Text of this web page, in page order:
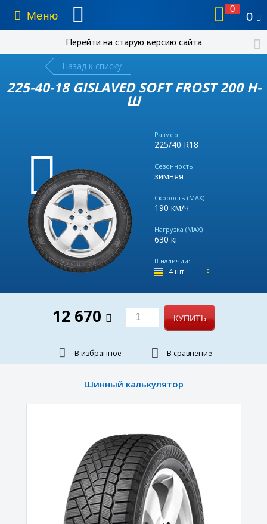
Меню
0
0
Перейти на старую версию сайта
Назад к списку
225-40-18 GISLAVED SOFT FROST 200 Н-
Ш
Размер
225/40 R18
Сезонность
зимняя
Скорость (MAX)
190 км/ч
Нагрузка (MAX)
630 кг
В наличии:
4 шт
12 670 1 КУПИТЬ
В избранное В сравнение
Шинный калькулятор